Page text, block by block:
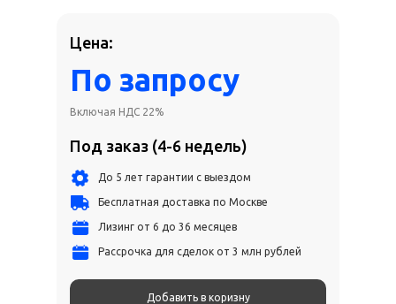
Цена:
Под заказ (4-6 недель)
По запросу
Включая НДС 22%
До 5 лет гарантии с выездом
Бесплатная доставка по Москве
Лизинг от 6 до 36 месяцев
Рассрочка для сделок от 3 млн рублей
Добавить в коризну